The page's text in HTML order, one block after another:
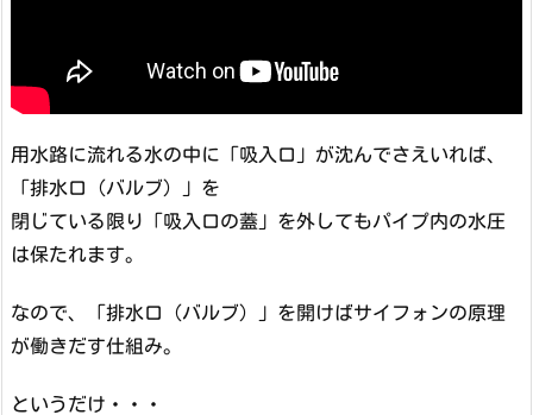
用水路に流れる水の中に「吸入口」が沈んでさえいれば、
「排水口（バルブ）」を
閉じている限り「吸入口の蓋」を外してもパイプ内の水圧
は保たれます。
なので、「排水口（バルブ）」を開けばサイフォンの原理
が働きだす仕組み。
というだけ・・・